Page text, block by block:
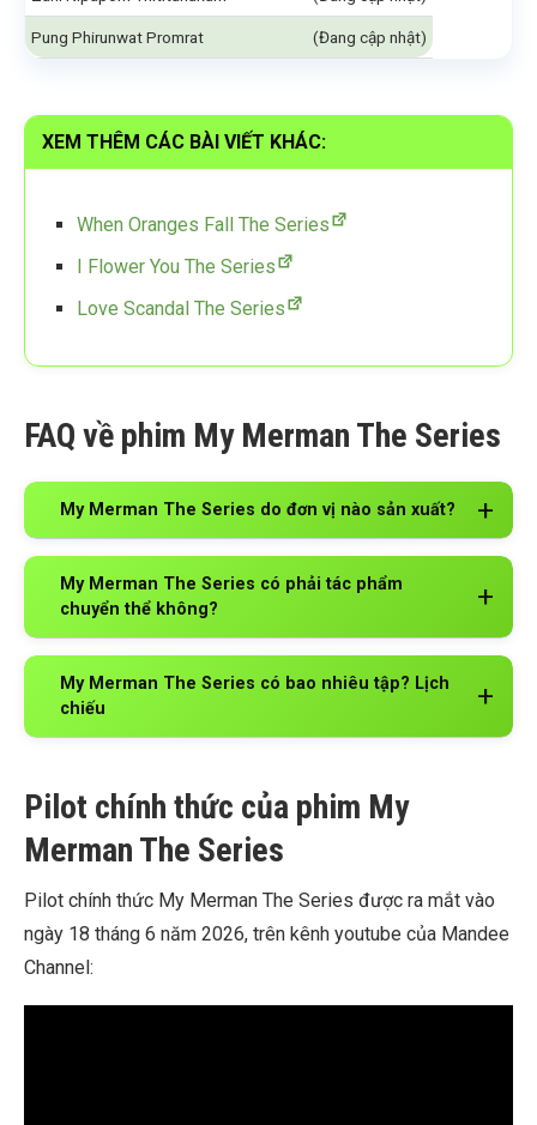
Pung Phirunwat Promrat (Đang cập nhật)
XEM THÊM CÁC BÀI VIẾT KHÁC:
When Oranges Fall The Series
I Flower You The Series
Love Scandal The Series
FAQ về phim My Merman The Series
My Merman The Series do đơn vị nào sản xuất?
My Merman The Series có phải tác phẩm
chuyển thể không?
My Merman The Series có bao nhiêu tập? Lịch
chiếu
Pilot chính thức của phim My
Merman The Series
Pilot chính thức My Merman The Series được ra mắt vào
ngày 18 tháng 6 năm 2026, trên kênh youtube của Mandee
Channel: